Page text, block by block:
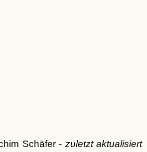
Schäfer - zuletzt aktualisiert